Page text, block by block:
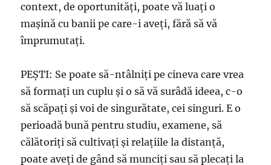
context, de oportunităţi, poate vă luaţi o
maşină cu banii pe care-i aveţi, fără să vă
împrumutaţi.
PEŞTI: Se poate să-ntâlniţi pe cineva care vrea
să formaţi un cuplu şi o să vă surâdă ideea, c-o
să scăpaţi şi voi de singurătate, cei singuri. E o
perioadă bună pentru studiu, examene, să
călătoriţi să cultivaţi şi relaţiile la distanţă,
poate aveţi de gând să munciţi sau să plecaţi la